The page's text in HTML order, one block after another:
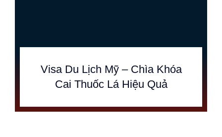
Visa Du Lịch Mỹ – Chìa Khóa
Cai Thuốc Lá Hiệu Quả